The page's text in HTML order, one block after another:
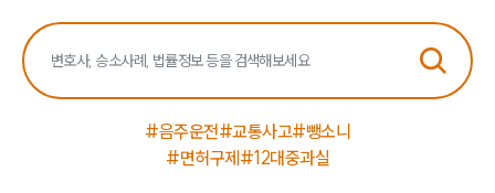
#음주운전#교통사고#뺑소니
#면허구제 #12대중과실